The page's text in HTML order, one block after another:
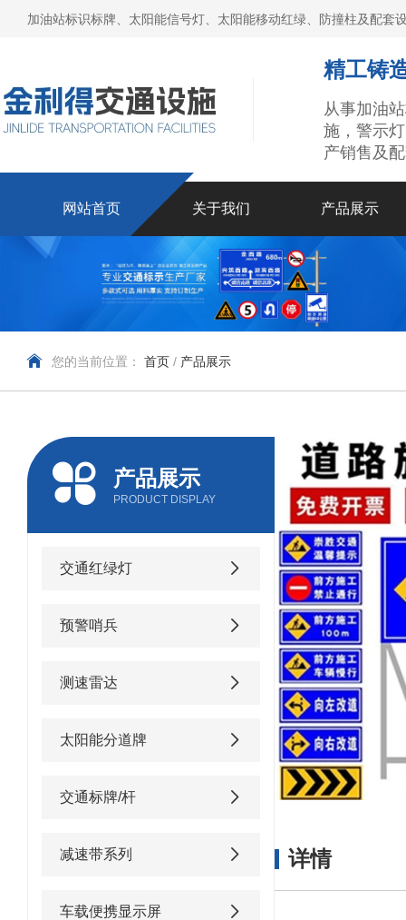
加油站标识标牌、太阳能信号灯、太阳能移动红绿、防撞柱及配
精工铸
从事加油
施，警示
产销售及
网站首页 关于我们 产品展示
您的当前位置： 首页 / 产品展示
产品展示
PRODUCT DISPLAY
交通红绿灯
预警哨兵
测速雷达
太阳能分道牌
交通标牌/杆
减速带系列
车载便携显示屏
详情